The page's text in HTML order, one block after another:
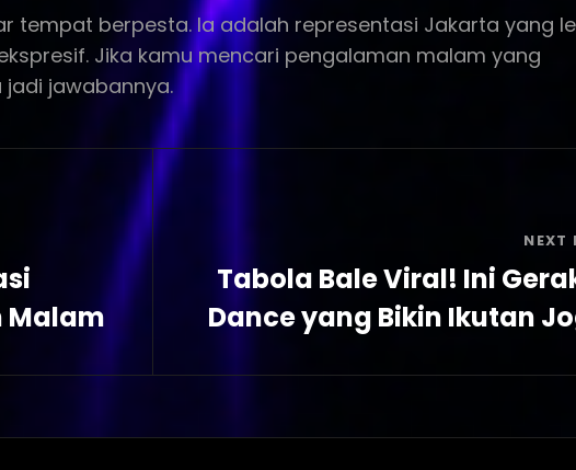
tempat berpesta. Ia adalah representasi Jakarta yang
Jika kamu mencari pengalaman malam yang
jawabannya.
Malam
NEXT
Tabola Bale Viral! Ini
Dance yang Bikin Ikutan
Post